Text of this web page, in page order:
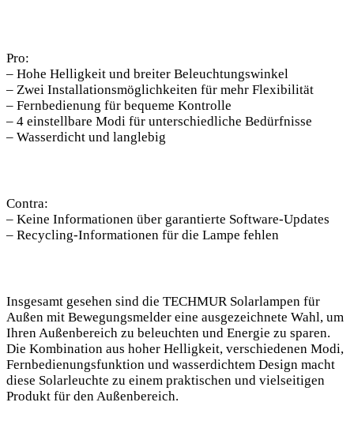
Pro:
– Hohe Helligkeit und‌ breiter Beleuchtungswinkel
– ⁣Zwei Installationsmöglichkeiten für mehr Flexibilität
– Fernbedienung für bequeme Kontrolle
– ⁤4 einstellbare Modi für unterschiedliche Bedürfnisse
– Wasserdicht und langlebig
Contra:
– Keine Informationen über⁤ garantierte Software-Updates
– Recycling-Informationen für die Lampe fehlen
Insgesamt gesehen sind die ⁤TECHMUR Solarlampen für⁢
Außen mit Bewegungsmelder eine ausgezeichnete Wahl, ⁣um
Ihren Außenbereich ⁢zu beleuchten und Energie zu sparen.
Die Kombination aus hoher Helligkeit, verschiedenen ​Modi,
Fernbedienungsfunktion und wasserdichtem Design macht
diese Solarleuchte zu einem praktischen und vielseitigen
Produkt für den Außenbereich.